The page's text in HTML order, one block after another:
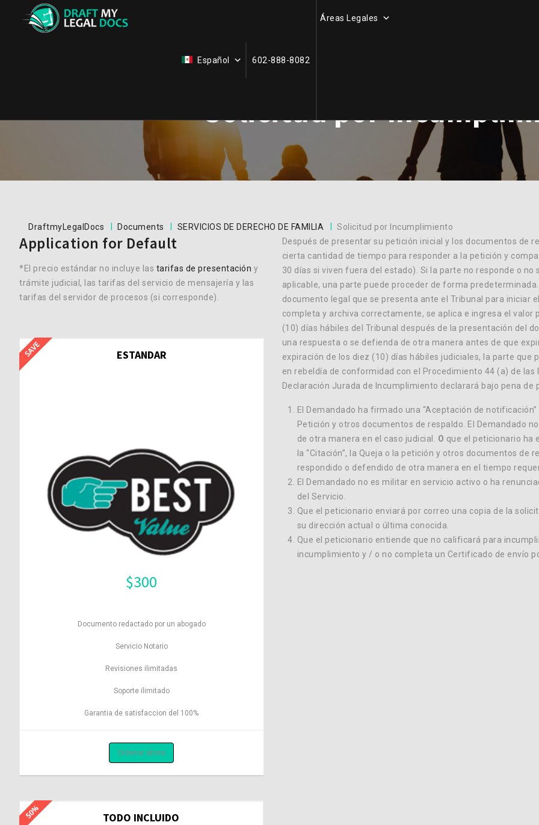
Español 602-888-8082
Áreas Legales
Solicitud por
DraftmyLegalDocs Documents SERVICIOS DE DERECHO DE FAMILIA Solicitud por Incumplimiento
Application for Default
*El precio estándar no incluye las tarifas de presentación y
trámite judicial, las tarifas del servicio de mensajería y las
tarifas del servidor de procesos (si corresponde).
ESTANDAR
$300
Documento redactado por un abogado
Servicio Notario
Revisiones ilimitadas
Soporte ilimitado
Garantia de satisfaccion del 100%
Ordenar ahora
TODO INCLUIDO
Después de presentar su petición inicial y los documentos de
cierta cantidad de tiempo para responder a la petición y
30 días si viven fuera del estado). Si la parte no responde o
aplicable, una parte puede proceder de forma
documento legal que se presenta ante el Tribunal para iniciar
completa y archiva correctamente, se aplica e ingresa el
(10) días hábiles del Tribunal después de la presentación del
una respuesta o se defienda de otra manera antes de que
expiración de los diez (10) días hábiles judiciales, la parte
en rebeldía de conformidad con el Procedimiento 44 (a) de
Declaración Jurada de Incumplimiento declarará bajo pena de
El Demandado ha firmado una “Aceptación de
Petición y otros documentos de respaldo. El Demandado
de otra manera en el caso judicial. O que el peticionario ha
la “Citación”, la Queja o la petición y otros documentos de
respondido o defendido de otra manera en el tiempo
El Demandado no es militar en servicio activo o ha
del Servicio.
Que el peticionario enviará por correo una copia de la
su dirección actual o última conocida.
Que el peticionario entiende que no calificará para
incumplimiento y / o no completa un Certificado de envío